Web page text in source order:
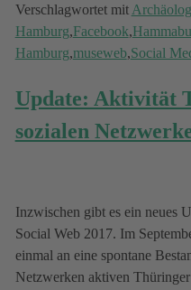
Verschlagwortet mit
Hamburg,Facebook,
Hamburg,museweb,Social
Update: Aktivität
sozialen
Inzwischen gibt es ein neues
Social Web 2017. Im
einmal an eine spontane
Netzwerken aktiven